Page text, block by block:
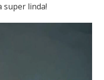
super linda!